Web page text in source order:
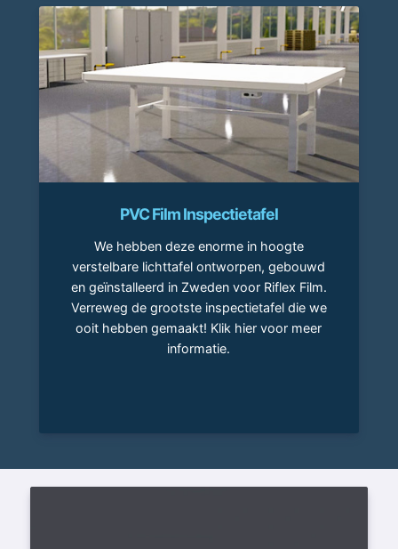
PVC Film Inspectietafel
We hebben deze enorme in hoogte
verstelbare lichttafel ontworpen, gebouwd
en geïnstalleerd in Zweden voor Riflex Film.
Verreweg de grootste inspectietafel die we
ooit hebben gemaakt! Klik hier voor meer
informatie.